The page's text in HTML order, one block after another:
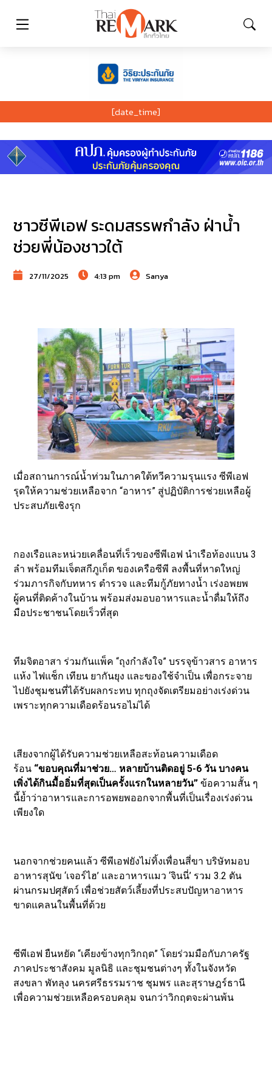
[date_time]
ชาวซีพีเอฟ ระดมสรรพกำลัง ฝ่าน้ำ
ช่วยพี่น้องชาวใต้
27/11/2025 4:13 pm Sanya
เมื่อสถานการณ์น้ำท่วมในภาคใต้ทวีความรุนแรง ซีพีเอฟ
รุดให้ความช่วยเหลือจาก “อาหาร” สู่ปฏิบัติการช่วยเหลือผู้
ประสบภัยเชิงรุก
กองเรือและหน่วยเคลื่อนที่เร็วของซีพีเอฟ นำเรือท้องแบน 3
ลำ พร้อมทีมเจ็ตสกีภูเก็ต ของเครือซีพี ลงพื้นที่หาดใหญ่
ร่วมภารกิจกับทหาร ตำรวจ และทีมกู้ภัยทางน้ำ เร่งอพยพ
ผู้คนที่ติดค้างในบ้าน พร้อมส่งมอบอาหารและน้ำดื่มให้ถึง
มือประชาชนโดยเร็วที่สุด
ทีมจิตอาสา ร่วมกันแพ็ค “ถุงกำลังใจ” บรรจุข้าวสาร อาหาร
แห้ง ไฟแช็ก เทียน ยากันยุง และของใช้จำเป็น เพื่อกระจาย
ไปยังชุมชนที่ได้รับผลกระทบ ทุกถุงจัดเตรียมอย่างเร่งด่วน
เพราะทุกความเดือดร้อนรอไม่ได้
เสียงจากผู้ได้รับความช่วยเหลือสะท้อนความเดือด
ร้อน “ขอบคุณที่มาช่วย… หลายบ้านติดอยู่ 5-6 วัน บางคน
เพิ่งได้กินมื้ออิ่มที่สุดเป็นครั้งแรกในหลายวัน” ข้อความสั้น ๆ
นี้ย้ำว่าอาหารและการอพยพออกจากพื้นที่เป็นเรื่องเร่งด่วน
เพียงใด
นอกจากช่วยคนแล้ว ซีพีเอฟยังไม่ทิ้งเพื่อนสี่ขา บริษัทมอบ
อาหารสุนัข ‘เจอร์ไฮ’ และอาหารแมว ‘จินนี่’ รวม 3.2 ตัน
ผ่านกรมปศุสัตว์ เพื่อช่วยสัตว์เลี้ยงที่ประสบปัญหาอาหาร
ขาดแคลนในพื้นที่ด้วย
ซีพีเอฟ ยืนหยัด “เคียงข้างทุกวิกฤต” โดยร่วมมือกับภาครัฐ
ภาคประชาสังคม มูลนิธิ และชุมชนต่างๆ ทั้งในจังหวัด
สงขลา พัทลุง นครศรีธรรมราช ชุมพร และสุราษฎร์ธานี
เพื่อความช่วยเหลือครอบคลุม จนกว่าวิกฤตจะผ่านพ้น